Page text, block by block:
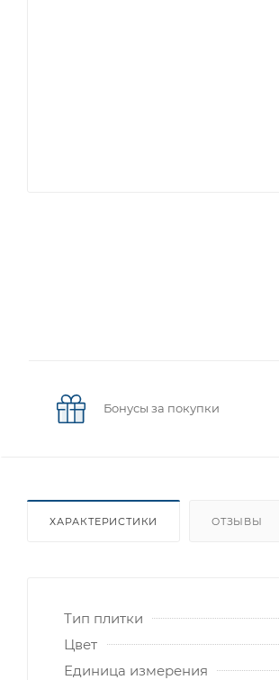
Бонусы за покупки
ХАРАКТЕРИСТИКИ ОТЗЫВЫ
Тип плитки
Цвет
Единица измерения